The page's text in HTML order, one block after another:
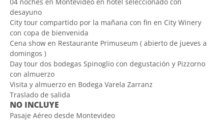
desayuno
City tour compartido por la mañana con fin en City Winery
con copa de bienvenida
Cena show en Restaurante Primuseum ( abierto de jueves a
domingos )
Day tour dos bodegas Spinoglio con degustación y Pizzorno
con almuerzo
Visita y almuerzo en Bodega Varela Zarranz
Traslado de salida
NO INCLUYE
Pasaje Aéreo desde Montevideo